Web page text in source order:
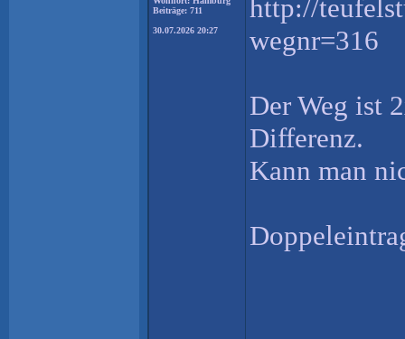
Beiträge: 711
30.07.2026 20:27
http://
wegnr=316
Der Weg ist
Differenz.
Kann man